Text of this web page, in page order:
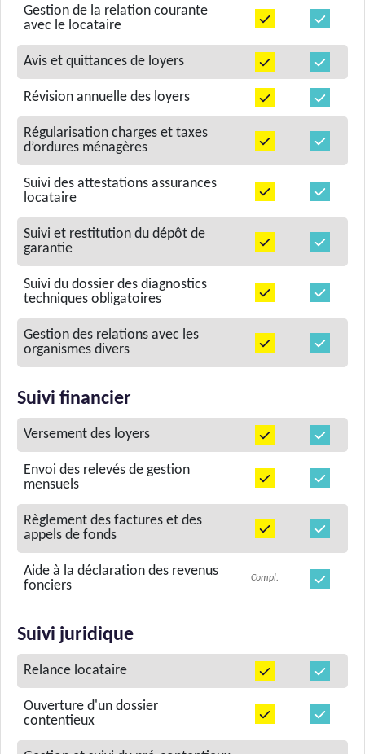
Gestion de la relation courante
avec le locataire
Avis et quittances de loyers
Révision annuelle des loyers
Régularisation charges et taxes
d’ordures ménagères
Suivi des attestations assurances
locataire
Suivi et restitution du dépôt de
garantie
Suivi du dossier des diagnostics
techniques obligatoires
Gestion des relations avec les
organismes divers
Suivi financier
Versement des loyers
Envoi des relevés de gestion
mensuels
Règlement des factures et des
appels de fonds
Aide à la déclaration des revenus
fonciers
Compl.
Suivi juridique
Relance locataire
Ouverture d'un dossier
contentieux